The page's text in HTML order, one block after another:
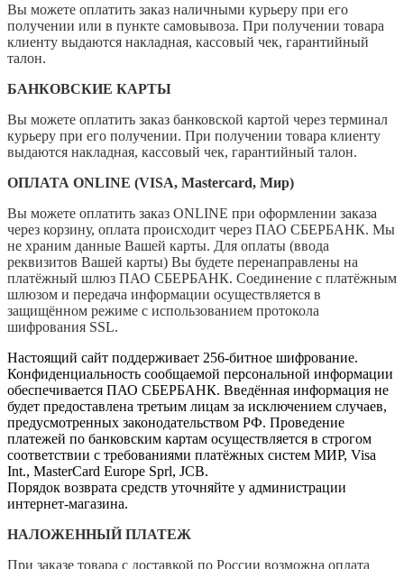
Вы можете оплатить заказ наличными курьеру при его
получении или в пункте самовывоза. При получении товара
клиенту выдаются накладная, кассовый чек, гарантийный
талон.
БАНКОВСКИЕ КАРТЫ
Вы можете оплатить заказ банковской картой через терминал
курьеру при его получении. При получении товара клиенту
выдаются накладная, кассовый чек, гарантийный талон.
ОПЛАТА ONLINE (VISA, Mastercard, Мир)
Вы можете оплатить заказ ONLINE при оформлении заказа
через корзину, оплата происходит через ПАО СБЕРБАНК. Мы
не храним данные Вашей карты. Для оплаты (ввода
реквизитов Вашей карты) Вы будете перенаправлены на
платёжный шлюз ПАО СБЕРБАНК. Соединение с платёжным
шлюзом и передача информации осуществляется в
защищённом режиме с использованием протокола
шифрования SSL.
Настоящий сайт поддерживает 256-битное шифрование.
Конфиденциальность сообщаемой персональной информации
обеспечивается ПАО СБЕРБАНК. Введённая информация не
будет предоставлена третьим лицам за исключением случаев,
предусмотренных законодательством РФ. Проведение
платежей по банковским картам осуществляется в строгом
соответствии с требованиями платёжных систем МИР, Visa
Int., MasterCard Europe Sprl, JCB.
Порядок возврата средств уточняйте у администрации
интернет-магазина.
НАЛОЖЕННЫЙ ПЛАТЕЖ
При заказе товара с доставкой по России возможна оплата